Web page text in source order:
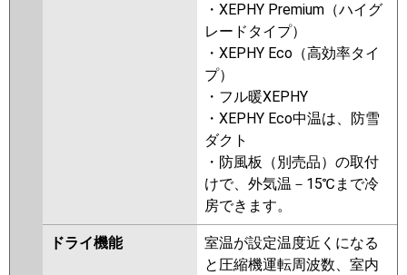
・XEPHY Premium（ハイグ
レードタイプ）
・XEPHY Eco（高効率タイ
プ）
・フル暖XEPHY
・XEPHY Eco中温は、防雪
ダクト
・防風板（別売品）の取付
けで、外気温－15℃まで冷
房できます。
ドライ機能
室温が設定温度近くになる
と圧縮機運転周波数、室内